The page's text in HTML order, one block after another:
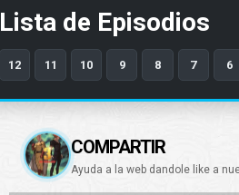
Lista de Episodios
12 11 10 9 8 7 6
COMPARTIR
Ayuda a la web dandole like a